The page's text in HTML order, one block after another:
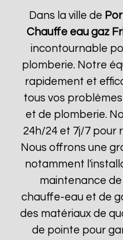
Dans la ville de
Chauffe eau gaz
incontournable
plomberie. Notre
rapidement et
tous vos
et de plomberie.
24h/24 et 7j/7 pour
Nous offrons une
notamment
maintenance
chauffe-eau et de
des matériaux de
de pointe pour